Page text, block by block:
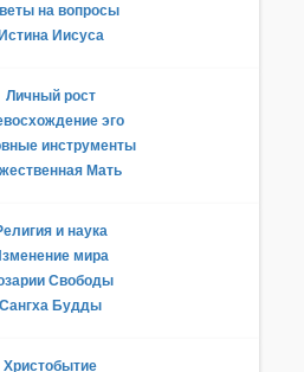
на вопросы
Иисуса
Личный рост
эго
инструменты
Мать
и наука
мира
Свободы
Сангха Будды
Христобытие